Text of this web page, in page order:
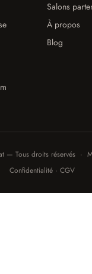
Salons
À propos
Blog
— Tous droits réservés ·
Confidentialité · CGV